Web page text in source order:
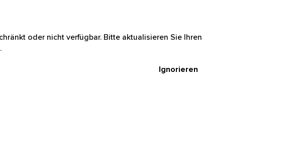
oder nicht verfügbar. Bitte aktualisieren Sie Ihren
Ignorieren